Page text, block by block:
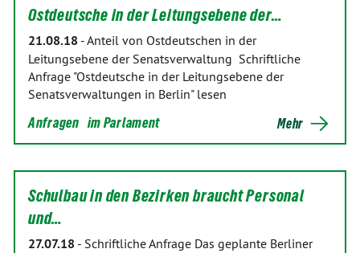
Ostdeutsche in der Leitungsebene der…
21.08.18 -Anteil von Ostdeutschen in der
Leitungsebene der Senatsverwaltung Schriftliche
Anfrage "Ostdeutsche in der Leitungsebene der
Senatsverwaltungen in Berlin" lesen
Anfragen im Parlament Mehr
Schulbau in den Bezirken braucht Personal
und…
27.07.18 - Schriftliche Anfrage Das geplante Berliner